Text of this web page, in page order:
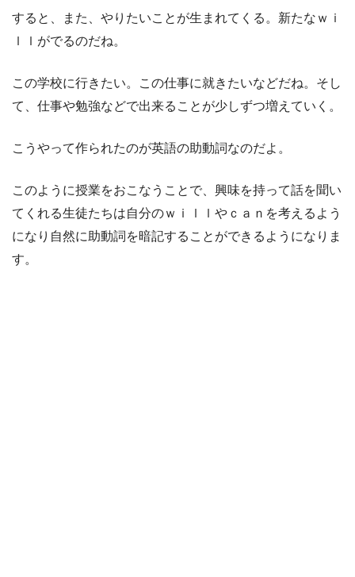
すると、また、やりたいことが生まれてくる。新たなｗｉ
ｌｌがでるのだね。
この学校に行きたい。この仕事に就きたいなどだね。そし
て、仕事や勉強などで出来ることが少しずつ増えていく。
こうやって作られたのが英語の助動詞なのだよ。
このように授業をおこなうことで、興味を持って話を聞い
てくれる生徒たちは自分のｗｉｌｌやｃａｎを考えるよう
になり自然に助動詞を暗記することができるようになりま
す。